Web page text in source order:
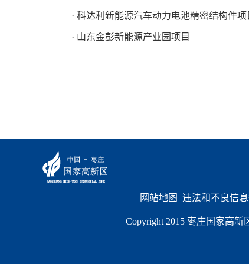
· 科达利新能源汽车动力电池精密结构件项
· 山东金彭新能源产业园项目
网站地图
违法和不良信
Copyright 2015 枣庄国家高新